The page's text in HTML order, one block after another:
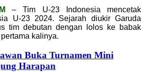
– Tim U-23 Indonesia mencetak
U-23 2024. Sejarah diukir Garuda
tim debutan dengan lolos ke babak
kalinya.
Buka Turnamen Mini
Harapan